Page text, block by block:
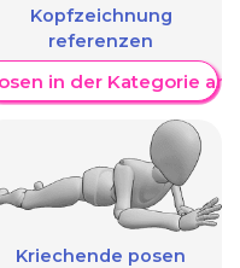
Kopfzeichnung
referenzen
in der Kategorie
Kriechende posen